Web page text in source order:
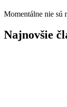
Momentálne nie sú
Najnovšie